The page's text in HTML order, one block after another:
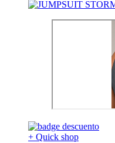
+ Quick shop